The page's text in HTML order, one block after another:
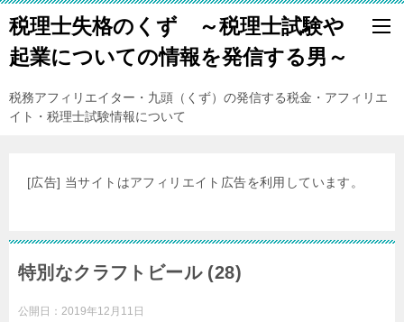
税理士失格のくず ～税理士試験や
起業についての情報を発信する男～
税務アフィリエイター・九頭（くず）の発信する税金・アフィリエ
イト・税理士試験情報について
[広告] 当サイトはアフィリエイト広告を利用しています。
特別なクラフトビール (28)
公開日： 2019年12月11日